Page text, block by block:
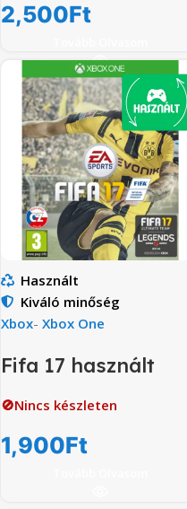
2,500Ft
Használt
Kiváló minőség
Xbox- Xbox One
Fifa 17 használt
🚫Nincs készleten
1,900Ft